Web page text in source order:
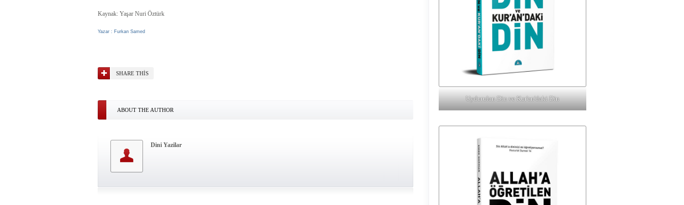
Kaynak: Yaşar Nuri Öztürk
Yazar : Furkan Samed
SHARE THIS
ABOUT THE AUTHOR
Dini Yazilar
Uydurulan Din ve Kur'an'daki Din